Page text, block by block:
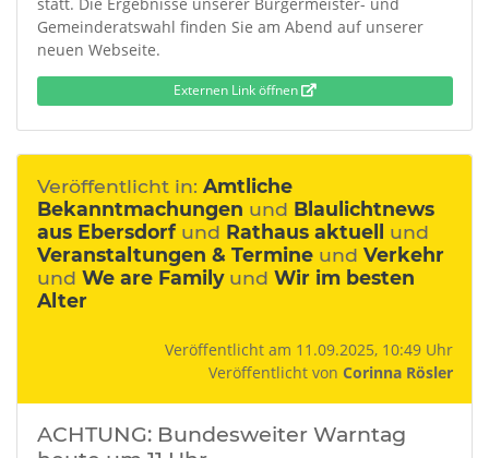
Gemeinderatswahl finden Sie am Abend auf unserer
neuen Webseite.
Externen Link öffnen
Veröffentlicht in: Amtliche
Bekanntmachungen und Blaulichtnews
aus Ebersdorf und Rathaus aktuell und
Veranstaltungen & Termine und Verkehr
und We are Family und Wir im besten
Alter
Veröffentlicht am 11.09.2025, 10:49 Uhr
Veröffentlicht von Corinna Rösler
ACHTUNG: Bundesweiter Warntag